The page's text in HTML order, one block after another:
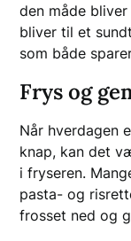
den måde
bliver til et
som både
Frys og
Når hverdagen
knap, kan det
i fryseren.
pasta- og
frosset ned og